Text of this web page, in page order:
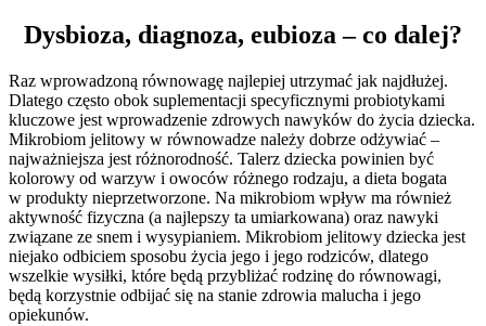
Dysbioza, diagnoza, eubioza – co dalej?
Raz wprowadzoną równowagę najlepiej utrzymać jak najdłużej.
Dlatego często obok suplementacji specyficznymi probiotykami
kluczowe jest wprowadzenie zdrowych nawyków do życia dziecka.
Mikrobiom jelitowy w równowadze należy dobrze odżywiać –
najważniejsza jest różnorodność. Talerz dziecka powinien być
kolorowy od warzyw i owoców różnego rodzaju, a dieta bogata
w produkty nieprzetworzone. Na mikrobiom wpływ ma również
aktywność fizyczna (a najlepszy ta umiarkowana) oraz nawyki
związane ze snem i wysypianiem. Mikrobiom jelitowy dziecka jest
niejako odbiciem sposobu życia jego i jego rodziców, dlatego
wszelkie wysiłki, które będą przybliżać rodzinę do równowagi,
będą korzystnie odbijać się na stanie zdrowia malucha i jego
opiekunów.